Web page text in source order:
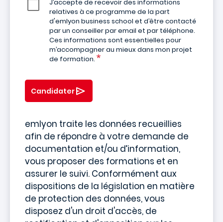
J’accepte de recevoir des informations
relatives à ce programme de la part
d'emlyon business school et d’être contacté
par un conseiller par email et par téléphone.
Ces informations sont essentielles pour
m’accompagner au mieux dans mon projet
de formation.
Candidater
emlyon traite les données recueillies
afin de répondre à votre demande de
documentation et/ou d’information,
vous proposer des formations et en
assurer le suivi. Conformément aux
dispositions de la législation en matière
de protection des données, vous
disposez d'un droit d'accès, de